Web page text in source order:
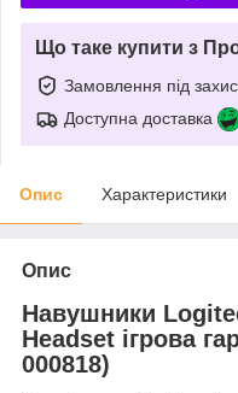
Що таке купити з
Замовлення під
Доступна доставка
Опис Характеристики
Опис
Навушники
Headset ігрова
000818)